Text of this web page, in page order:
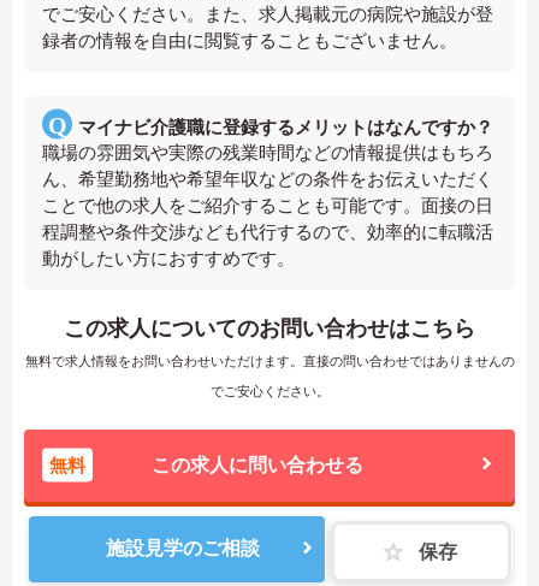
でご安心ください。また、求人掲載元の病院や施設が登
録者の情報を自由に閲覧することもございません。
マイナビ介護職に登録するメリットはなんですか？
職場の雰囲気や実際の残業時間などの情報提供はもちろ
ん、希望勤務地や希望年収などの条件をお伝えいただく
ことで他の求人をご紹介することも可能です。面接の日
程調整や条件交渉なども代行するので、効率的に転職活
動がしたい方におすすめです。
この求人についてのお問い合わせはこちら
無料で求人情報をお問い合わせいただけます。直接の問い合わせではありませんの
でご安心ください。
無料 この求人に問い合わせる
施設見学のご相談 保存